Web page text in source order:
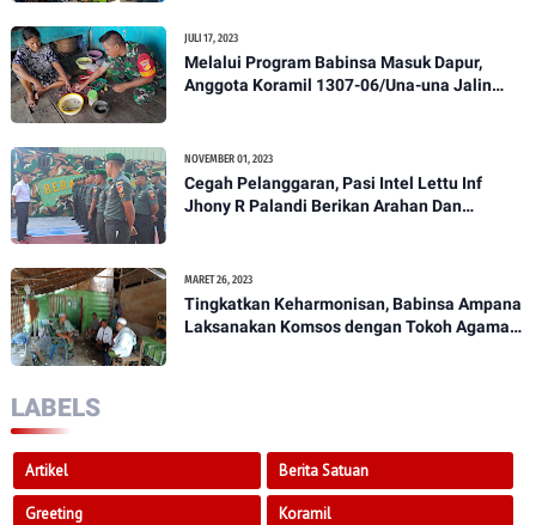
JULI 17, 2023
Melalui Program Babinsa Masuk Dapur,
Anggota Koramil 1307-06/Una-una Jalin
NOVEMBER 01, 2023
Cegah Pelanggaran, Pasi Intel Lettu Inf
Jhony R Palandi Berikan Arahan Dan
MARET 26, 2023
Tingkatkan Keharmonisan, Babinsa Ampana
Laksanakan Komsos dengan Tokoh Agama
LABELS
Artikel Berita Satuan
Greeting Koramil